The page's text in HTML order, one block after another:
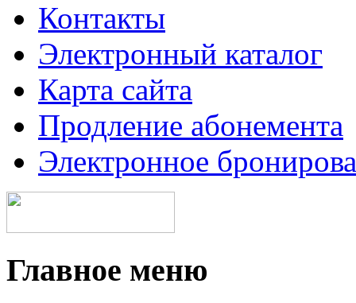
Контакты
Электронный каталог
Карта сайта
Продление абонемента
Электронное
Главное меню